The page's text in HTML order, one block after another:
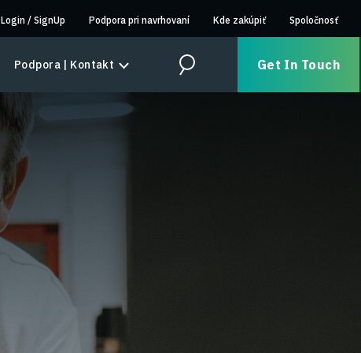
Login / SignUp Podpora pri navrhovaní Kde zakúpiť Spoločnosť
Podpora | Kontakt Search Get In Touch